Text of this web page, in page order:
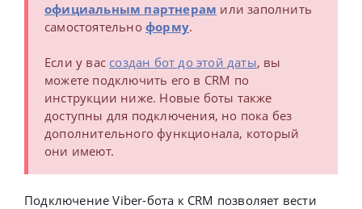
официальным партнерам или заполнить
самостоятельно форму.
Если у вас создан бот до этой даты, вы
можете подключить его в CRM по
инструкции ниже. Новые боты также
доступны для подключения, но пока без
дополнительного функционала, который
они имеют.
Подключение Viber-бота к CRM позволяет вести